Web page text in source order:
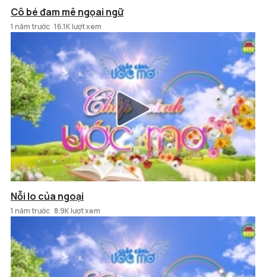
Cô bé đam mê ngọai ngữ
1 năm trước 16.1K lượt xem
Nỗi lo của ngoại
1 năm trước 8.9K lượt xem